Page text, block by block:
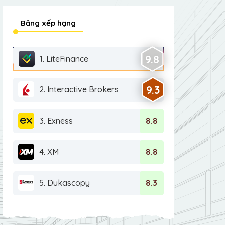
Bảng xếp hạng
1. LiteFinance 9.8
2. Interactive Brokers 9.3
3. Exness 8.8
4. XM 8.8
5. Dukascopy 8.3